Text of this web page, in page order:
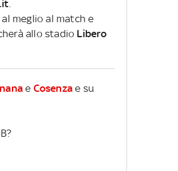
meglio al match e
allo stadio Libero
e Cosenza e su